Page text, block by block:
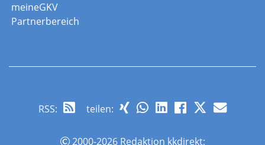
meineGKV
Partnerbereich
RSS: teilen:
2000-2026 Redaktion kkdirekt;